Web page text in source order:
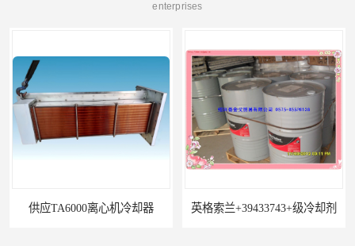
enterprises
TA6000离心机冷却器 英格索兰+39433743+级冷却剂